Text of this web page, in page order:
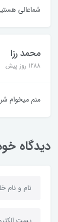
شماعالی
محمد رزا
1288 روز پیش
منم میخوام‌
دیدگاه